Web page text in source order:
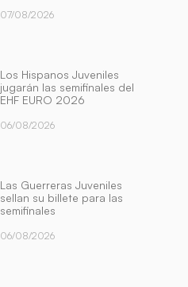
07/08/2026
Los Hispanos Juveniles
jugarán las semifinales del
EHF EURO 2026
06/08/2026
Las Guerreras Juveniles
sellan su billete para las
semifinales
06/08/2026